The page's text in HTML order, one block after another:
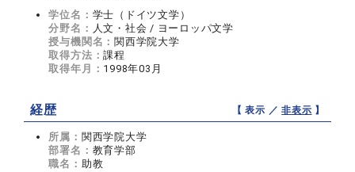
学位名： 学士（ドイツ文学）
分野名： 人文・社会 / ヨーロッパ文学
授与機関名： 関西学院大学
取得方法：課程
取得年月： 1998年03月
経歴 【 表示 ／非表示 】
所属： 関西学院大学
部署名： 教育学部
職名： 助教